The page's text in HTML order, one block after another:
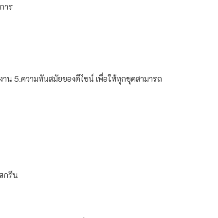
าร
น 5.ความทันสมัยของดีไซน์ เพื่อให้ทุกชุดสามารถ
กรีน